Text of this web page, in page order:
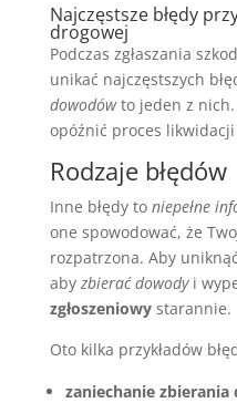
Najczęstsze błędy
drogowej
Podczas zgłaszania
unikać najczęstszych
dowodówto jeden z
opóźnić proces likwidacji
Rodzaje błędów
Inne błędy to niepełne
one spowodować, że
rozpatrzona. Aby
aby zbierać dowodyi
zgłoszeniowystarannie.
Oto kilka przykładów
zaniechanie